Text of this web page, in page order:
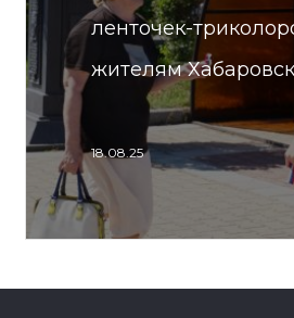
ленточек-
жителям
18.08.25